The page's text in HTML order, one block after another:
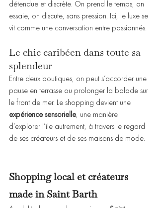
détendue et discrète. On prend le temps, on
essaie, on discute, sans pression. Ici, le luxe se
vit comme une conversation entre passionnés.
Le chic caribéen dans toute sa
splendeur
Entre deux boutiques, on peut s’accorder une
pause en terrasse ou prolonger la balade sur
le front de mer. Le shopping devient une
expérience sensorielle, une manière
d’explorer l’île autrement, à travers le regard
de ses créateurs et de ses maisons de mode.
Shopping local et créateurs
made in Saint Barth